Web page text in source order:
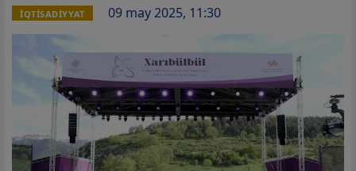
İQTİSADİYYAT 09 may 2025, 11:30